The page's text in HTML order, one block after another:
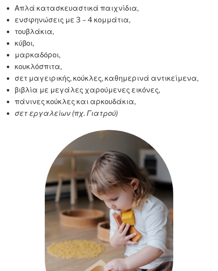
Απλά κατασκευαστικά παιχνίδια,
ενσφηνώσεις με 3 – 4 κομμάτια,
τουβλάκια,
κύβοι,
μαρκαδόροι,
κουκλόσπιτα,
σετ μαγειρικής, κούκλες, καθημερινά αντικείμενα,
βιβλία με μεγάλες χαρούμενες εικόνες,
πάνινες κούκλες και αρκουδάκια,
σετ εργαλείων (πχ. Γιατρού)